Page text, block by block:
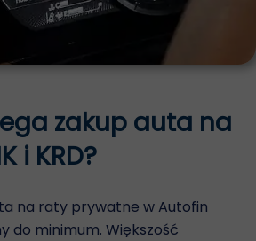
zakup auta na
i KRD?
na raty prywatne w Autofin
do minimum. Większość